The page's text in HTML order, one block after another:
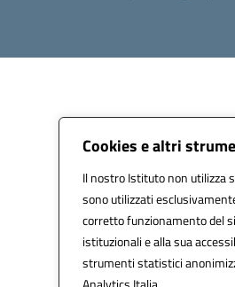
Cookies e altri
Il nostro Istituto non utilizza
sono utilizzati
corretto funzionamento del
istituzionali e alla sua
strumenti statistici